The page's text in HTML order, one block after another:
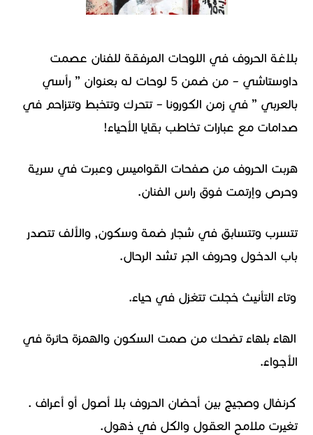
بلاغة الحروف في اللوحات المرفقة للفنان عصمت
داوستاشي – من ضمن 5 لوحات له بعنوان ” رأسي
بالعربي ” في زمن الكورونا – تتحرك وتتخبط وتتزاحم في
صدامات مع عبارات تخاطب بقايا الأحياء!
هربت الحروف من صفحات القواميس وعبرت في سرية
وحرص وإرتمت فوق راس الفنان.
تتسرب وتتسابق في شجار ضمة وسكون, والألف تتصدر
باب الدخول وحروف الجر تشد الرحال.
وتاء التأنيث خجلت تتغزل في حياء.
الهاء بلهاء تضحك من صمت السكون والهمزة حائرة في
الأجواء.
كرنفال وصجيج بين أحضان الحروف بلا أصول أو أعراف .
تغيرت ملامح العقول والكل في ذهول.